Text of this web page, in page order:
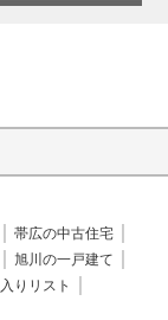
帯広の中古住宅
旭川の一戸建て
りリスト